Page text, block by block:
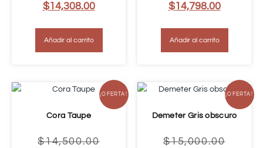
$14,308.00
Añadir al carrito
$14,798.00
Añadir al carrito
¡OFERTA!
Cora Taupe
$14,500.00
¡OFERTA!
Demeter Gris obscuro
$15,000.00